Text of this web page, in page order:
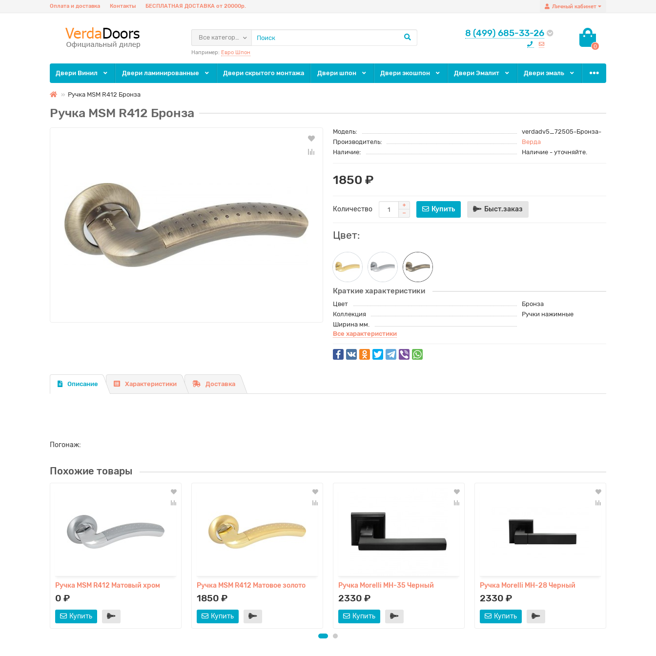
Личный кабинет
Оплата и доставка Контакты БЕСПЛАТНАЯ ДОСТАВКА от 20000р.
8 (499) 685-33-26
0
Все категории
Например: Евро Шпон
Двери Винил Двери ламинированные Двери скрытого монтажа Двери шпон Двери экошпон Двери Эмалит Двери эмаль
Ручка MSM R412 Бронза
Ручка MSM R412 Бронза
Модель:
verdadv5_72505-Бронза-
Производитель:
Верда
Наличие:
Наличие - уточняйте.
1850 ₽
Количество Купить Быст.заказ
Цвет:
Краткие характеристики
Цвет
Бронза
Коллекция
Ручки нажимные
Ширина мм.
Все характеристики
Описание Характеристики Доставка
Погонаж:
Похожие товары
Ручка MSM R412 Матовый хром
0 ₽
Купить
Ручка MSM R412 Матовое золото
1850 ₽
Купить
Ручка Morelli MH-35 Черный
2330 ₽
Купить
Ручка Morelli MH-28 Черный
2330 ₽
Купить